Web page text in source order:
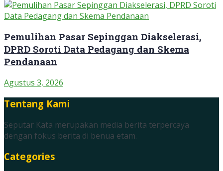
Pemulihan Pasar Sepinggan Diakselerasi,
DPRD Soroti Data Pedagang dan Skema
Pendanaan
Agustus 3, 2026
Tentang Kami
Seputar Kata merupakan media berita terpercaya
dengan fokus berita di benua etam.
Categories